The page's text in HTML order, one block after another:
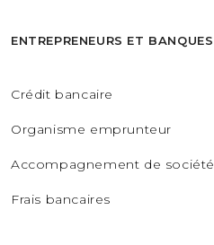
ENTREPRENEURS ET BANQUES
Crédit bancaire
Organisme emprunteur
Accompagnement de société
Frais bancaires